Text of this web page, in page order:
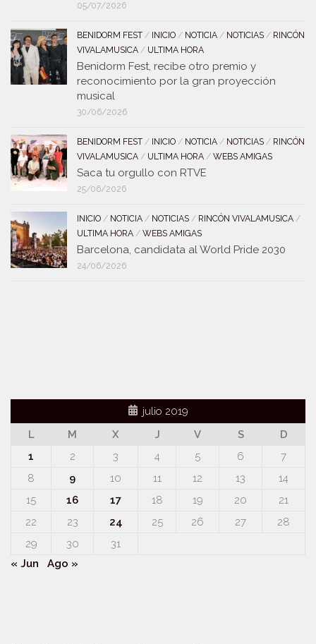
05/07/2026
BENIDORM FEST / INICIO / NOTICIA / NOTICIAS / RINCÓN
VIVALAMUSICA / ULTIMA HORA
Benidorm Fest, recibe otro premio y
reconocimiento por la gran proyección
musical
30/06/2026
BENIDORM FEST / INICIO / NOTICIA / NOTICIAS / RINCÓN
VIVALAMUSICA / ULTIMA HORA / WEBS AMIGAS
Saca tu orgullo con RTVE
25/06/2026
INICIO / NOTICIA / NOTICIAS / RINCÓN VIVALAMUSICA /
ULTIMA HORA / WEBS AMIGAS
Barcelona, candidata al World Pride 2030
24/06/2026
julio 2019
L
M X J V S
D
1
2 3 4 5 6
7
8
9 10 11 12 13
14
15
16 17 18 19 20
21
22
23 24 25 26 27
28
29
30
31
« Jun
Ago »